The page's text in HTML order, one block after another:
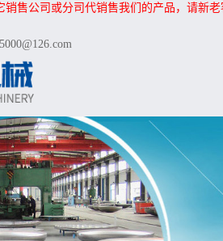
售公司或分司代销售我们的产品，请新